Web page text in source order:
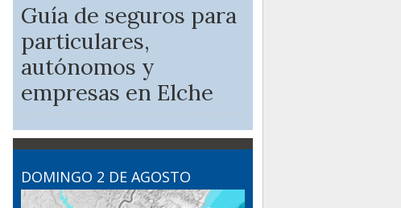
Guía de seguros para
particulares,
autónomos y
empresas en Elche
DOMINGO 2 DE AGOSTO